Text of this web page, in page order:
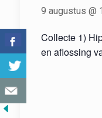
9 augustus @
Collecte 1)
en aflossing